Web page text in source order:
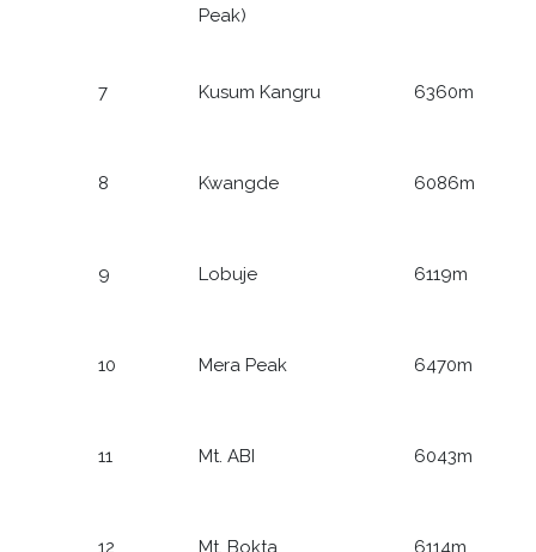
Peak)
7 Kusum Kangru 6360m
8 Kwangde 6086m
9 Lobuje 6119m
10 Mera Peak 6470m
11 Mt. ABI 6043m
12 Mt. Bokta 6114m